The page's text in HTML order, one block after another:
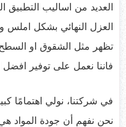
العديد من اساليب التطبيق
العزل النهائي بشكل املس
تظهر مثل الشقوق او
فاننا نعمل على توفير افضل
في شركتنا، نولي اهتمامًا
نحن نفهم أن جودة المواد